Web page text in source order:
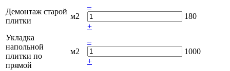
Демонтаж старой
плитки
м2
–
+
180
Укладка
напольной
плитки по
прямой
м2
–
+
1000